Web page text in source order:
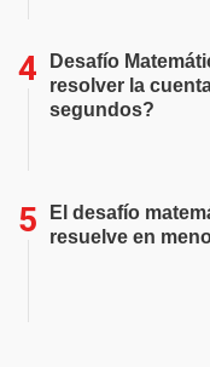
Desafío
resolver la
segundos?
El desafío
resuelve en